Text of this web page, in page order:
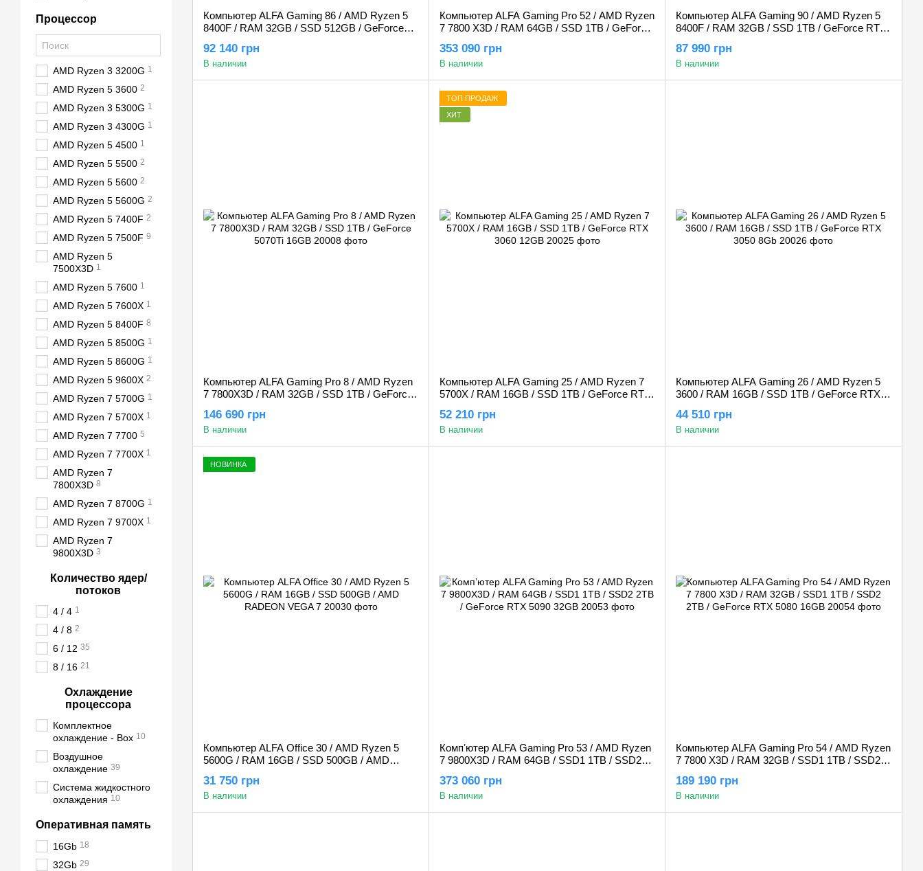
Компьютер ALFA Gaming 86 / AMD Ryzen 5
8400F / RAM 32GB / SSD 512GB / GeForce
92 140 грн
В наличии
Компьютер ALFA Gaming Pro 52 / AMD Ryzen
7 7800 X3D / RAM 64GB / SSD 1TB / GeForce
353 090 грн
В наличии
Компьютер ALFA Gaming 90 / AMD Ryzen 5
8400F / RAM 32GB / SSD 1TB / GeForce RTX
87 990 грн
В наличии
Компьютер ALFA Gaming Pro 8 / AMD Ryzen
7 7800X3D / RAM 32GB / SSD 1TB / GeForce
146 690 грн
В наличии
ТОП ПРОДАЖ
ХИТ
Компьютер ALFA Gaming 25 / AMD Ryzen 7
5700X / RAM 16GB / SSD 1TB / GeForce RTX
52 210 грн
В наличии
Компьютер ALFA Gaming 26 / AMD Ryzen 5
3600 / RAM 16GB / SSD 1TB / GeForce RTX
44 510 грн
В наличии
НОВИНКА
Компьютер ALFA Office 30 / AMD Ryzen 5
5600G / RAM 16GB / SSD 500GB / AMD
31 750 грн
В наличии
Компʼютер ALFA Gaming Pro 53 / AMD Ryzen
7 9800X3D / RAM 64GB / SSD1 1TB / SSD2
373 060 грн
В наличии
Компьютер ALFA Gaming Pro 54 / AMD Ryzen
7 7800 X3D / RAM 32GB / SSD1 1TB / SSD2
189 190 грн
В наличии
Процессор
AMD Ryzen 3 3200G 1
AMD Ryzen 5 3600 2
AMD Ryzen 3 5300G 1
AMD Ryzen 3 4300G 1
AMD Ryzen 5 4500 1
AMD Ryzen 5 5500 2
AMD Ryzen 5 5600 2
AMD Ryzen 5 5600G 2
AMD Ryzen 5 7400F 2
AMD Ryzen 5 7500F 9
AMD Ryzen 5
7500X3D 1
AMD Ryzen 5 7600 1
AMD Ryzen 5 7600X 1
AMD Ryzen 5 8400F 8
AMD Ryzen 5 8500G 1
AMD Ryzen 5 8600G 1
AMD Ryzen 5 9600X 2
AMD Ryzen 7 5700G 1
AMD Ryzen 7 5700X 1
AMD Ryzen 7 7700 5
AMD Ryzen 7 7700X 1
AMD Ryzen 7
7800X3D 8
AMD Ryzen 7 8700G 1
AMD Ryzen 7 9700X 1
AMD Ryzen 7
9800X3D 3
Количество ядер/
потоков
4 / 4 1
4 / 8 2
6 / 12 35
8 / 16 21
Охлаждение
процессора
Комплектное
охлаждение - Box 10
Воздушное
охлаждение 39
Система жидкостного
охлаждения 10
Оперативная память
16Gb 18
32Gb 29